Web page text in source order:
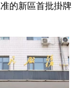
的新區首批掛牌